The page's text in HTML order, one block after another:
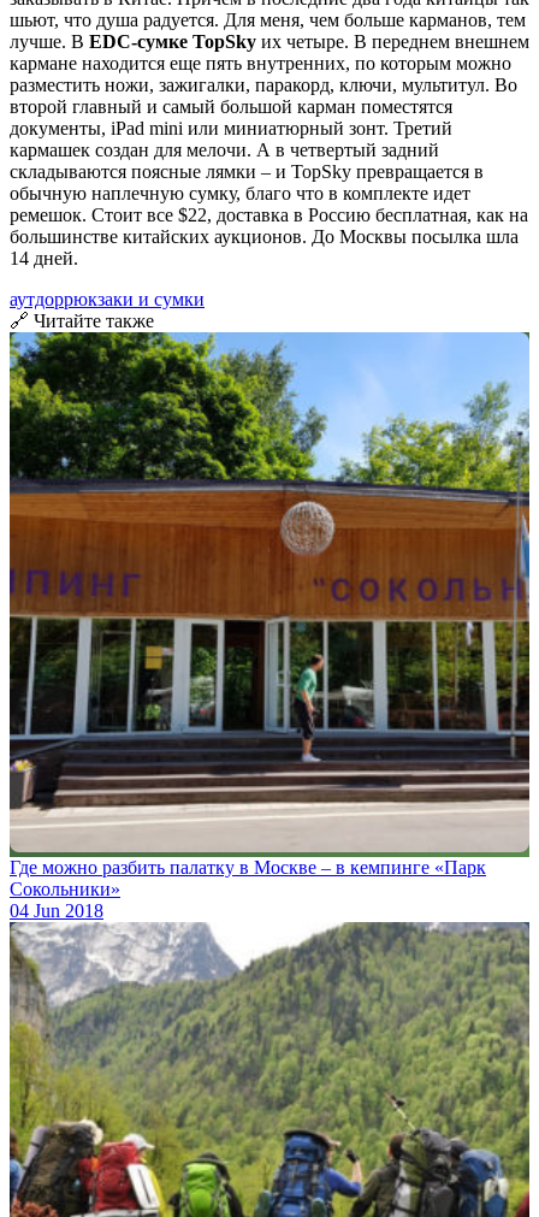
шьют, что душа радуется. Для меня, чем больше карманов, тем
лучше. В EDC-сумке TopSky их четыре. В переднем внешнем
кармане находится еще пять внутренних, по которым можно
разместить ножи, зажигалки, паракорд, ключи, мультитул. Во
второй главный и самый большой карман поместятся
документы, iPad mini или миниатюрный зонт. Третий
кармашек создан для мелочи. А в четвертый задний
складываются поясные лямки – и TopSky превращается в
обычную наплечную сумку, благо что в комплекте идет
ремешок. Стоит все $22, доставка в Россию бесплатная, как на
большинстве китайских аукционов. До Москвы посылка шла
14 дней.
аутдоррюкзаки и сумки
🔗 Читайте также
Где можно разбить палатку в Москве – в кемпинге «Парк
Сокольники»
04 Jun 2018